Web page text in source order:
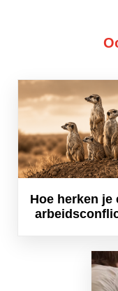
Hoe herken je